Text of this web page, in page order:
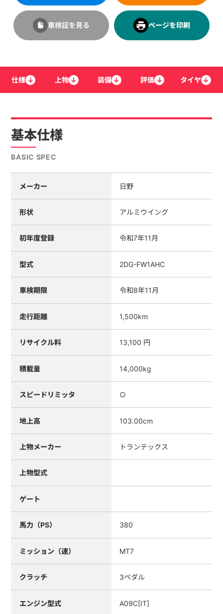
車検証を見る ページを印刷
仕様 ↓ 上物 ↓ 装備 ↓ 評価 ↓ タイヤ ↓
基本仕様
BASIC SPEC
メーカー 日野
形状 アルミウイング
初年度登録 令和7年11月
型式 2DG-FW1AHC
車検期限 令和8年11月
走行距離 1,500km
リサイクル料 13,100 円
積載量 14,000kg
スピードリミッタ ○
地上高 103.00cm
上物メーカー トランテックス
上物型式
ゲート
馬力（PS） 380
ミッション（速） MT7
クラッチ 3ペダル
エンジン型式 A09C[IT]